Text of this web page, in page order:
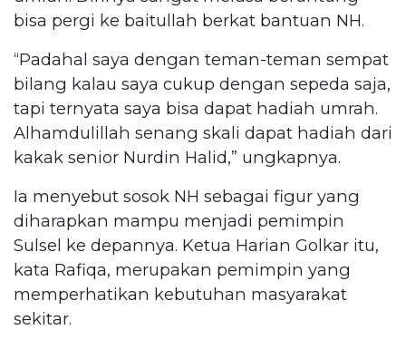
bisa pergi ke baitullah berkat bantuan NH.
“Padahal saya dengan teman-teman sempat
bilang kalau saya cukup dengan sepeda saja,
tapi ternyata saya bisa dapat hadiah umrah.
Alhamdulillah senang skali dapat hadiah dari
kakak senior Nurdin Halid,” ungkapnya.
Ia menyebut sosok NH sebagai figur yang
diharapkan mampu menjadi pemimpin
Sulsel ke depannya. Ketua Harian Golkar itu,
kata Rafiqa, merupakan pemimpin yang
memperhatikan kebutuhan masyarakat
sekitar.